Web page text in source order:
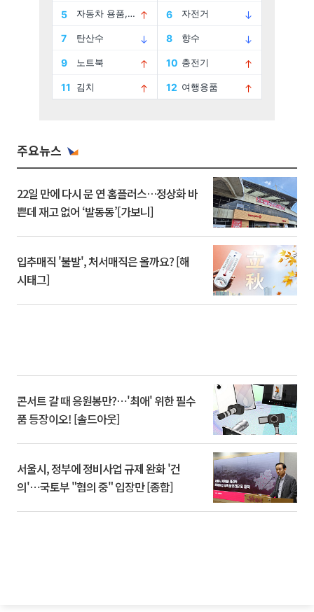
주요뉴스
22일 만에 다시 문 연 홈플러스…정상화 바
쁜데 재고 없어 ‘발동동’[가보니]
입추매직 '불발', 처서매직은 올까요? [해
시태그]
콘서트 갈 때 응원봉만?⋯'최애' 위한 필수
품 등장이오! [솔드아웃]
서울시, 정부에 정비사업 규제 완화 '건
의'⋯국토부 "협의 중" 입장만 [종합]